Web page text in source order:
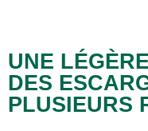
UNE
DES
PLUSIEURS